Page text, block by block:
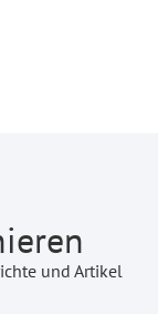
und Artikel